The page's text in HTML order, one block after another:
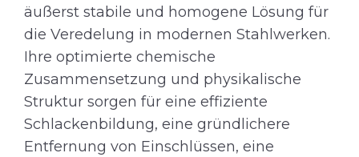
äußerst stabile und homogene Lösung für
die Veredelung in modernen Stahlwerken.
Ihre optimierte chemische
Zusammensetzung und physikalische
Struktur sorgen für eine effiziente
Schlackenbildung, eine gründlichere
Entfernung von Einschlüssen, eine